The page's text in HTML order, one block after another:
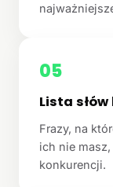
05
Lista
Frazy, na
ich nie
konkurencji.